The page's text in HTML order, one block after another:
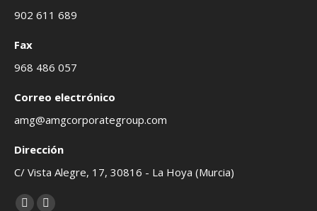
902 611 689
Fax
968 486 057
Correo electrónico
amg@amgcorporategroup.com
Dirección
C/ Vista Alegre, 17, 30816 - La Hoya (Murcia)
Encuéntranos en: